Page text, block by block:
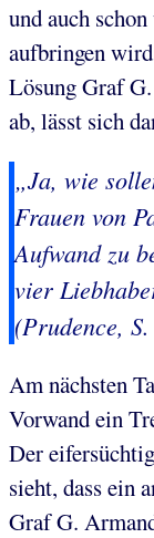
und auch
aufbringen
Lösung Graf
ab, lässt sich
„Ja, wie
Frauen von
Aufwand zu
vier
(Prudence,
Am nächsten
Vorwand ein
Der
sieht, dass ein
Graf G.